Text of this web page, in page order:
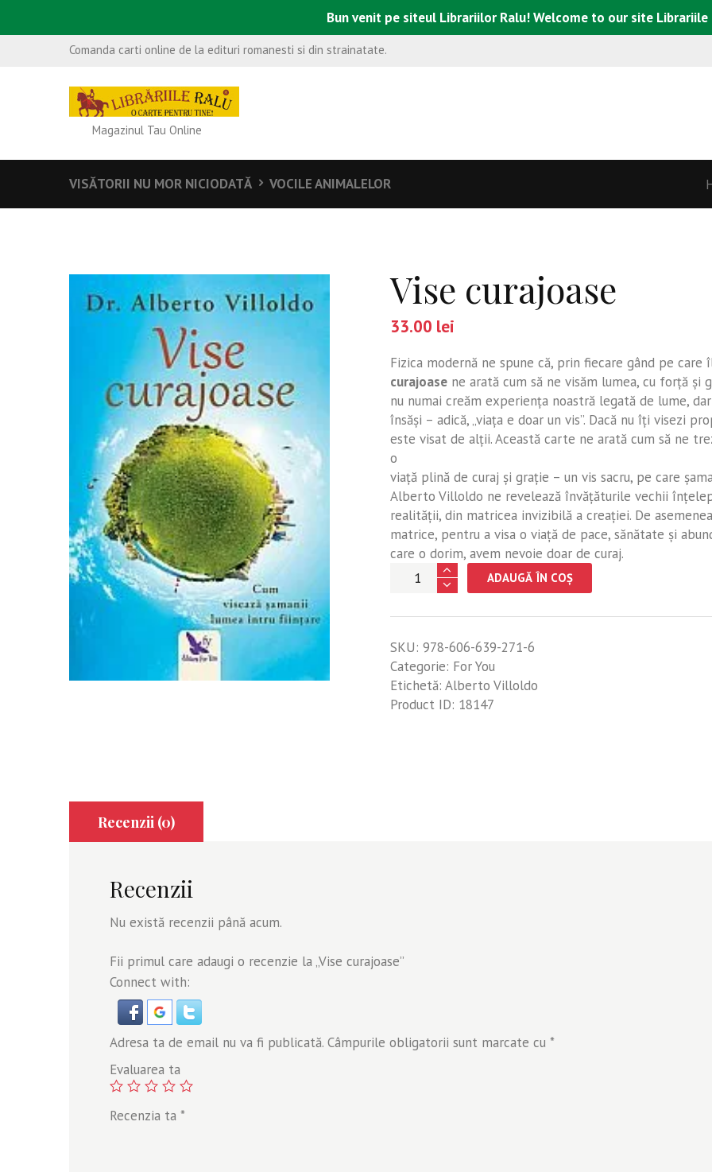
Bun venit pe siteul Librariilor Ralu! Welcome to our site Librariile
Comanda carti online de la edituri romanesti si din strainatate.
Magazinul Tau Online
VISĂTORII NU MOR NICIODATĂ VOCILE ANIMALELOR
Vise curajoase
33.00 lei
Fizica modernă ne spune că, prin fiecare gând pe
curajoasene arată cum să ne visăm lumea, cu forţă şi
nu numai creăm experienţa noastră legată de lume,
însăşi – adică, „viaţa e doar un vis”. Dacă nu îţi visezi
este visat de alţii. Această carte ne arată cum să ne
o
viaţă plină de curaj şi graţie – un vis sacru, pe care
Alberto Villoldo ne revelează învăţăturile vechii
realităţii, din matricea invizibilă a creaţiei. De
matrice, pentru a visa o viaţă de pace, sănătate şi
care o dorim, avem nevoie doar de curaj.
Cantitate
ADAUGĂ ÎN COȘ
SKU: 978-606-639-271-6
Categorie: For You
Etichetă: Alberto Villoldo
Product ID: 18147
Recenzii (0)
Recenzii
Nu există recenzii până acum.
Fii primul care adaugi o recenzie la „Vise curajoase”
Connect with:
Adresa ta de email nu va fi publicată. Câmpurile obligatorii sunt marcate cu *
Evaluarea ta
Recenzia ta *